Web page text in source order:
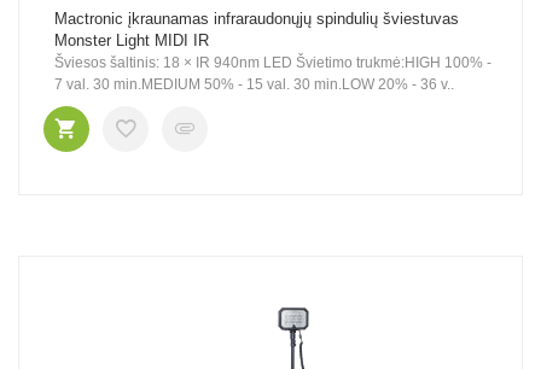
Mactronic įkraunamas infraraudonųjų spindulių šviestuvas
Monster Light MIDI IR
Šviesos šaltinis: 18 × IR 940nm LED Švietimo trukmė:HIGH 100% -
7 val. 30 min.MEDIUM 50% - 15 val. 30 min.LOW 20% - 36 v..